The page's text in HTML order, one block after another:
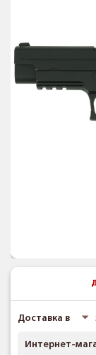
Доставка в
Интернет-